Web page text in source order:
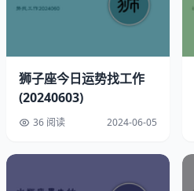
狮子座6月22日幸运指南
幸运数字：7
狮子座今日运势找工作
(20240603)
36 阅读 2024-06-05